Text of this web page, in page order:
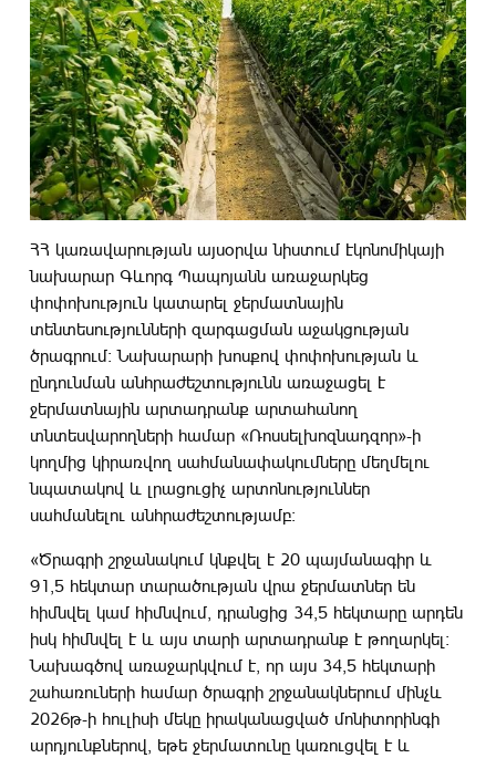
ՀՀ կառավարության այսօրվա նիստում էկոնոմիկայի
նախարար Գևորգ Պապոյանն առաջարկեց
փոփոխություն կատարել ջերմատնային
տենտեսությունների զարգացման աջակցության
ծրագրում։ Նախարարի խոսքով փոփոխության և
ընդունման անհրաժեշտությունն առաջացել է
ջերմատնային արտադրանք արտահանող
տնտեսվարողների համար «Ռոսսելխոզնադզոր»-ի
կողմից կիրառվող սահմանափակումները մեղմելու
նպատակով և լրացուցիչ արտոնություններ
սահմանելու անհրաժեշտությամբ։
«Ծրագրի շրջանակում կնքվել է 20 պայմանագիր և
91,5 հեկտար տարածության վրա ջերմատներ են
հիմնվել կամ հիմնվում, դրանցից 34,5 հեկտարը արդեն
իսկ հիմնվել է և այս տարի արտադրանք է թողարկել։
Նախագծով առաջարկվում է, որ այս 34,5 հեկտարի
շահառուների համար ծրագրի շրջանակներում մինչև
2026թ-ի հուլիսի մեկը իրականացված մոնիտորինգի
արդյունքներով, եթե ջերմատունը կառուցվել է և